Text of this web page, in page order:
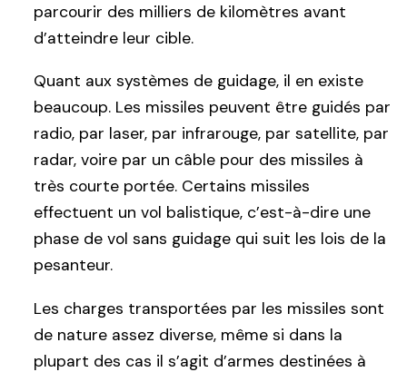
parcourir des milliers de kilomètres avant
d’atteindre leur cible.
Quant aux systèmes de guidage, il en existe
beaucoup. Les missiles peuvent être guidés par
radio, par laser, par infrarouge, par satellite, par
radar, voire par un câble pour des missiles à
très courte portée. Certains missiles
effectuent un vol balistique, c’est-à-dire une
phase de vol sans guidage qui suit les lois de la
pesanteur.
Les charges transportées par les missiles sont
de nature assez diverse, même si dans la
plupart des cas il s’agit d’armes destinées à